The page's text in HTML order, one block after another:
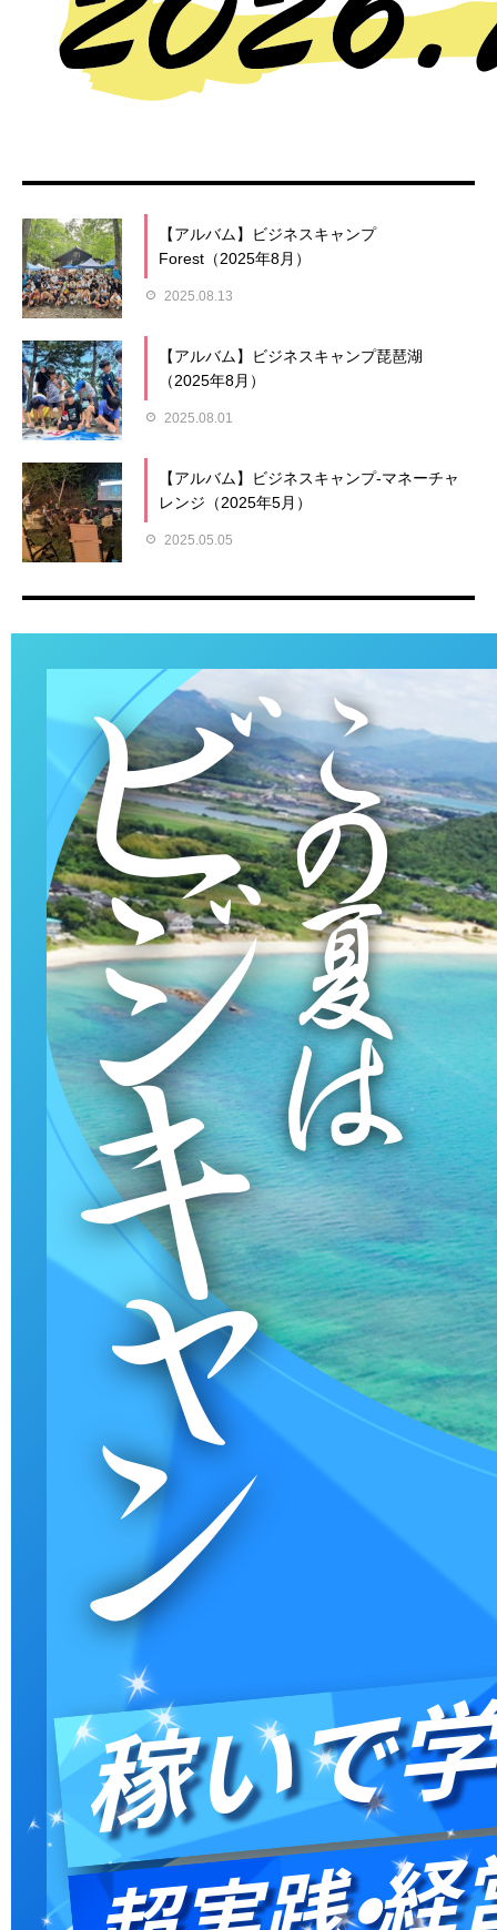
【アルバム】ビジネスキャンプ
Forest（2025年8月）
2025.08.13
【アルバム】ビジネスキャンプ琵琶湖
（2025年8月）
2025.08.01
【アルバム】ビジネスキャンプ-マネーチャ
レンジ（2025年5月）
2025.05.05